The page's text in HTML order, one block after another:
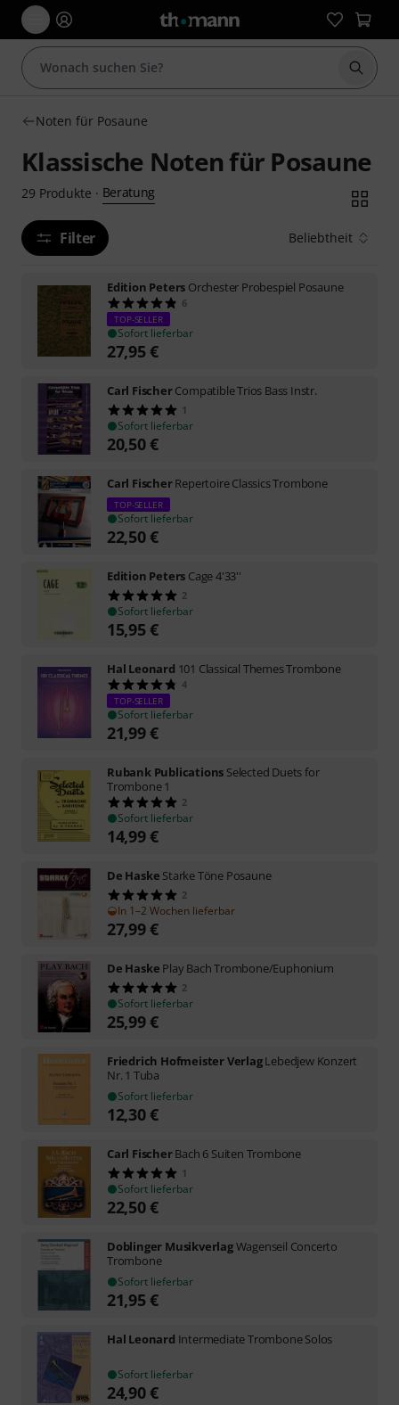
Suche
Noten für Posaune
Klassische Noten für Posaune
29 Produkte · Beratung
Filter Beliebtheit
Edition Peters Orchester Probespiel Posaune
6
TOP-SELLER
Sofort lieferbar
27,95€
Carl FischerCompatible Trios Bass Instr.
1
Sofort lieferbar
20,50€
Carl FischerRepertoire Classics Trombone
TOP-SELLER
Sofort lieferbar
22,50€
Edition Peters Cage 4'33''
2
Sofort lieferbar
15,95€
Hal Leonard 101 Classical Themes Trombone
4
TOP-SELLER
Sofort lieferbar
21,99€
Rubank Publications Selected Duets for
Trombone 1
2
Sofort lieferbar
14,99€
De Haske Starke Töne Posaune
2
In 1–2 Wochen lieferbar
27,99€
De Haske Play Bach Trombone/Euphonium
2
Sofort lieferbar
25,99€
Friedrich Hofmeister VerlagLebedjew Konzert
Nr. 1 Tuba
Sofort lieferbar
12,30€
Carl FischerBach 6 Suiten Trombone
1
Sofort lieferbar
22,50€
Doblinger MusikverlagWagenseil Concerto
Trombone
Sofort lieferbar
21,95€
Hal Leonard Intermediate Trombone Solos
Sofort lieferbar
24,90€